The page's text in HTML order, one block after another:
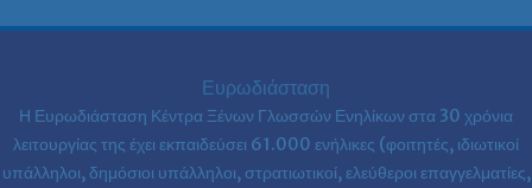
Ευρωδιάσταση
Η Ευρωδιάσταση Κέντρα Ξένων Γλωσσών Ενηλίκων στα 30 χρόνια
λειτουργίας της έχει εκπαιδεύσει 61.000 ενήλικες (φοιτητές, ιδιωτικοί
υπάλληλοι, δημόσιοι υπάλληλοι, στρατιωτικοί, ελεύθεροι επαγγελματίες,